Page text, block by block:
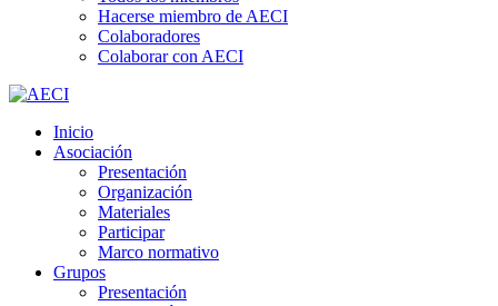
Hacerse miembro de AECI
Colaboradores
Colaborar con AECI
Inicio
Asociación
Presentación
Organización
Materiales
Participar
Marco normativo
Grupos
Presentación